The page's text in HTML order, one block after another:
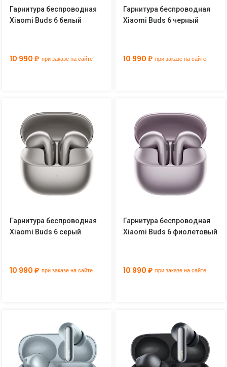
Гарнитура беспроводная
Xiaomi Buds 6 белый
10 990 ₽ при заказе на сайте
Гарнитура беспроводная
Xiaomi Buds 6 черный
10 990 ₽ при заказе на сайте
Гарнитура беспроводная
Xiaomi Buds 6 серый
10 990 ₽ при заказе на сайте
Гарнитура беспроводная
Xiaomi Buds 6 фиолетовый
10 990 ₽ при заказе на сайте